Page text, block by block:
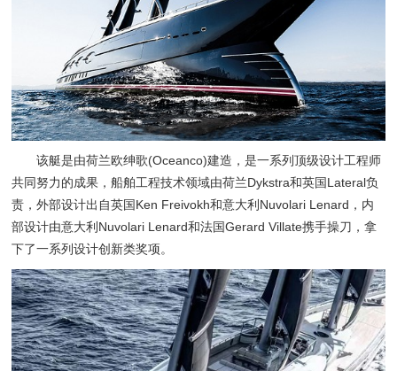
该艇是由荷兰欧绅歌(Oceanco)建造，是一系列顶级设计工程师
共同努力的成果，船舶工程技术领域由荷兰Dykstra和英国Lateral负
责，外部设计出自英国Ken Freivokh和意大利Nuvolari Lenard，内
部设计由意大利Nuvolari Lenard和法国Gerard Villate携手操刀，拿
下了一系列设计创新类奖项。